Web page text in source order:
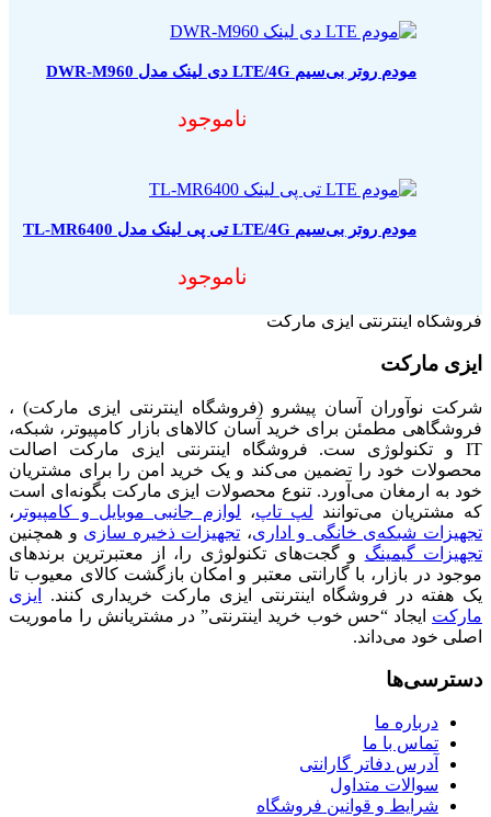
مودم روتر بی‌سیم LTE/4G دی لینک مدل DWR-M960
ناموجود
مودم روتر بی‌سیم LTE/4G تی پی لینک مدل TL-MR6400
ناموجود
فروشگاه اینترنتی ایزی مارکت
ایزی مارکت
شرکت نوآوران آسان پیشرو (فروشگاه اینترنتی ایزی مارکت) ،
فروشگاهی مطمئن برای خرید آسان کالاهای بازار کامپیوتر، شبکه،
IT و تکنولوژی ست. فروشگاه اینترنتی ایزی مارکت اصالت
محصولات خود را تضمین می‌کند و یک خرید امن را برای مشتریان
خود به ارمغان می‌آورد. تنوع محصولات ایزی مارکت بگونه‌ای است
که مشتریان می‌توانند لپ تاپ، لوازم جانبی موبایل و کامپیوتر ،
تجهیزات شبکه‌ی خانگی و اداری، تجهیزات ذخیره سازی و همچنین
تجهیزات گیمینگ و گجت‌های تکنولوژی را، از معتبرترین برندهای
موجود در بازار، با گارانتی معتبر و امکان بازگشت کالای معیوب تا
یک هفته در فروشگاه اینترنتی ایزی مارکت خریداری کنند.
ایزی
مارکت ایجاد “حس خوب خرید اینترنتی” در مشتریانش را ماموریت
اصلی خود می‌داند.
دسترسی‌ها
درباره ما
تماس با ما
آدرس دفاتر گارانتی
سوالات متداول
شرایط و قوانین فروشگاه